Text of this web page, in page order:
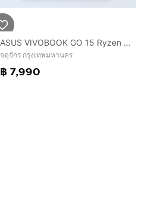
ASUS VIVOBOOK GO 15 Ryzen 5 7520U RAM8.512GB
จตุจักร กรุงเทพมหานคร
฿ 7,990